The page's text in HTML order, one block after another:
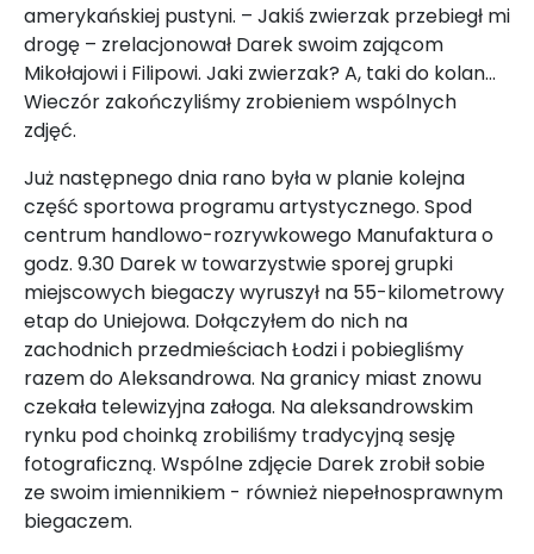
amerykańskiej pustyni. – Jakiś zwierzak przebiegł mi
drogę – zrelacjonował Darek swoim zającom
Mikołajowi i Filipowi. Jaki zwierzak? A, taki do kolan...
Wieczór zakończyliśmy zrobieniem wspólnych
zdjęć.
Już następnego dnia rano była w planie kolejna
część sportowa programu artystycznego. Spod
centrum handlowo-rozrywkowego Manufaktura o
godz. 9.30 Darek w towarzystwie sporej grupki
miejscowych biegaczy wyruszył na 55-kilometrowy
etap do Uniejowa. Dołączyłem do nich na
zachodnich przedmieściach Łodzi i pobiegliśmy
razem do Aleksandrowa. Na granicy miast znowu
czekała telewizyjna załoga. Na aleksandrowskim
rynku pod choinką zrobiliśmy tradycyjną sesję
fotograficzną. Wspólne zdjęcie Darek zrobił sobie
ze swoim imiennikiem - również niepełnosprawnym
biegaczem.